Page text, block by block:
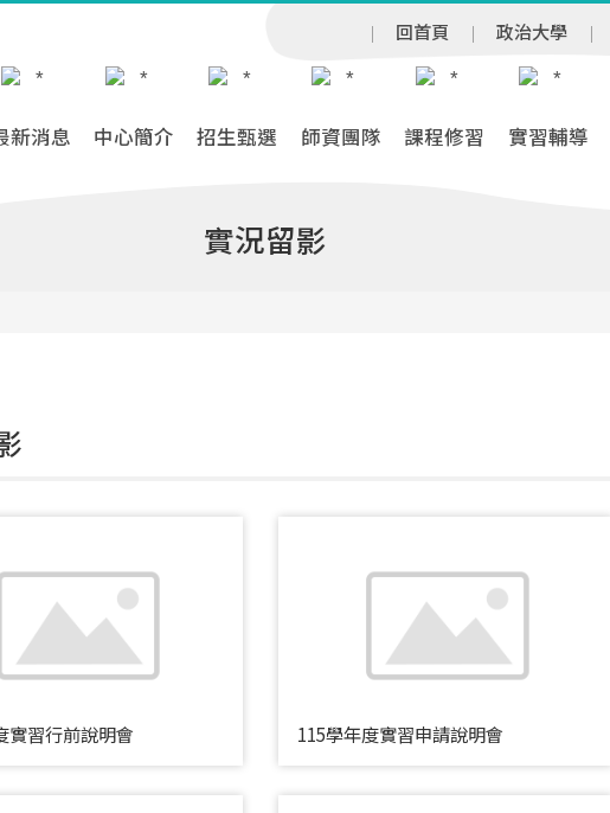
回首頁 政治大學
新消息 中心簡介 招生甄選 師資團隊 課程修習 實習輔導
實況留影
實習行前說明會 115學年度實習申請說明會